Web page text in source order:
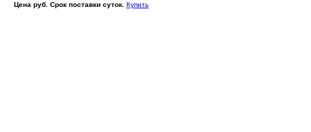
Цена руб. Срок поставки суток. Купить